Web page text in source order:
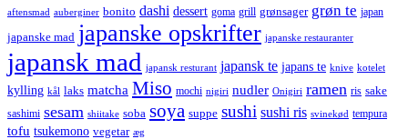
aftensmad auberginer bonito dashi dessert goma grill grønsager grøn te japan
japanske mad japanske opskrifter japanske restauranter
japansk mad japansk resturant japansk te japans te knive kotelet
kylling kål laks matcha Miso mochi nigiri nudler Onigiri ramen ris sake
sashimi sesam shiitake soba soya suppe sushi sushi ris svinekød tempura
tofu tsukemono vegetar æg